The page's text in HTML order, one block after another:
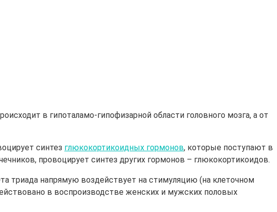
в гипоталамо-гипофизарной области головного мозга, а от
синтез глюкокортикоидных гормонов, которые поступают в
провоцирует синтез других гормонов – глюкокортикоидов.
триада напрямую воздействует на стимуляцию (на клеточном
в воспроизводстве женских и мужских половых